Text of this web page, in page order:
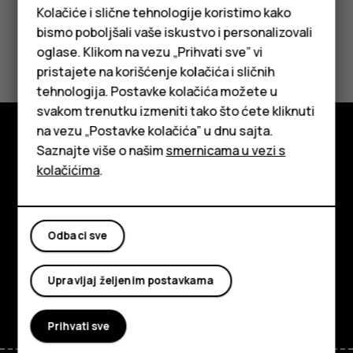
Pametni telefoni
Klasični telefoni
Tableti
Da li vam je ovo bilo korisno?
Da Ne
Istražite
Planet and people
Podrška
FacebookInstagram
TiktokYoutubeLinkedinDiscord
Kolačiće i slične tehnologije koristimo kako
bismo poboljšali vaše iskustvo i personalizovali
oglase. Klikom na vezu „Prihvati sve” vi
pristajete na korišćenje kolačića i sličnih
tehnologija. Postavke kolačića možete u
svakom trenutku izmeniti tako što ćete kliknuti
na vezu „Postavke kolačića” u dnu sajta.
Saznajte više o našimsmernicama u vezi s
kolačićima.
Odbaci sve
Upravljaj željenim postavkama
Prihvati sve